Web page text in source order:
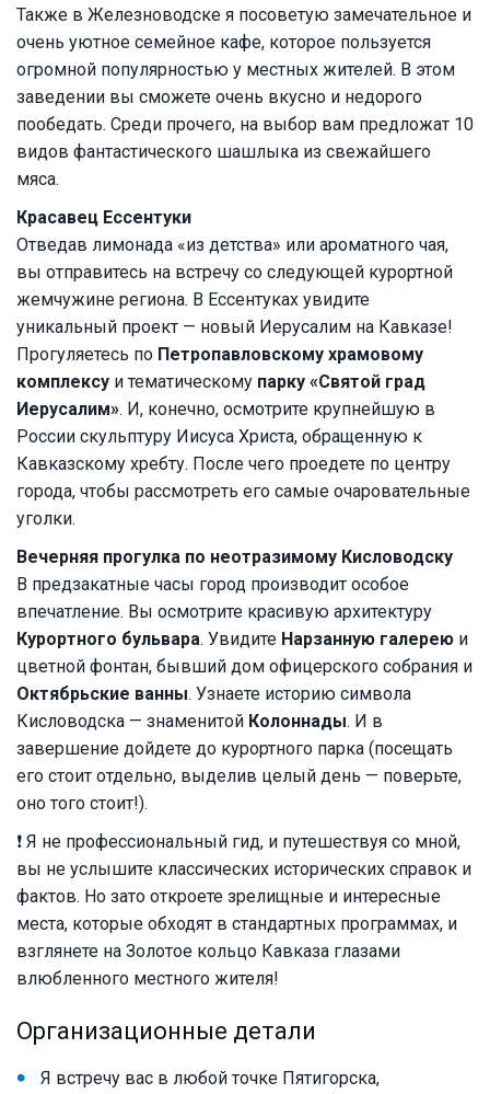
Также в Железноводске я посоветую замечательное и
очень уютное семейное кафе, которое пользуется
огромной популярностью у местных жителей. В этом
заведении вы сможете очень вкусно и недорого
пообедать. Среди прочего, на выбор вам предложат 10
видов фантастического шашлыка из свежайшего
мяса.
Красавец Ессентуки
Отведав лимонада «из детства» или ароматного чая,
вы отправитесь на встречу со следующей курортной
жемчужине региона. В Ессентуках увидите
уникальный проект — новый Иерусалим на Кавказе!
Прогуляетесь по Петропавловскому храмовому
комплексу и тематическому парку «Святой град
Иерусалим». И, конечно, осмотрите крупнейшую в
России скульптуру Иисуса Христа, обращенную к
Кавказскому хребту. После чего проедете по центру
города, чтобы рассмотреть его самые очаровательные
уголки.
Вечерняя прогулка по неотразимому Кисловодску
В предзакатные часы город производит особое
впечатление. Вы осмотрите красивую архитектуру
Курортного бульвара. Увидите Нарзанную галерею и
цветной фонтан, бывший дом офицерского собрания и
Октябрьские ванны. Узнаете историю символа
Кисловодска — знаменитой Колоннады. И в
завершение дойдете до курортного парка (посещать
его стоит отдельно, выделив целый день — поверьте,
оно того стоит!).
❗ Я не профессиональный гид, и путешествуя со мной,
вы не услышите классических исторических справок и
фактов. Но зато откроете зрелищные и интересные
места, которые обходят в стандартных программах, и
взглянете на Золотое кольцо Кавказа глазами
влюбленного местного жителя!
Организационные детали
Я встречу вас в любой точке Пятигорска,